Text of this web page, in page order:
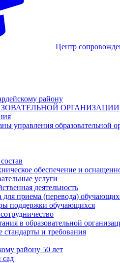
Центр
району
ОРГАНИЗАЦИИ
управления образовательной
обеспечение и
услуги
деятельность
для приема (перевода)
поддержки обучающихся
в образовательной
стандарты и требования
району 50 лет
сад